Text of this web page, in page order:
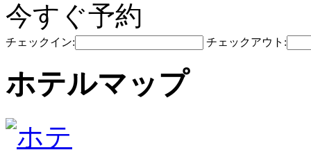
今すぐ予約
チェックイン: チェックアウト:
ホテルマップ